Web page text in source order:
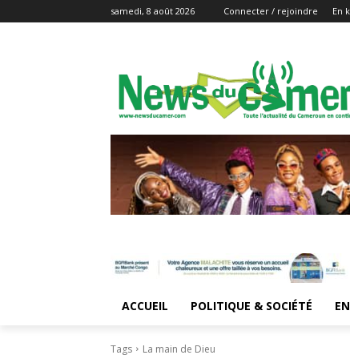
samedi, 8 août 2026 Connecter / rejoindre En
ACCUEIL POLITIQUE & SOCIÉTÉ
Tags La main de Dieu